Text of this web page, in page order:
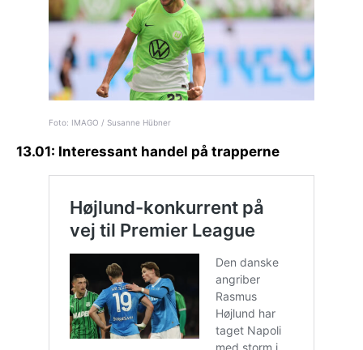
Foto: IMAGO / Susanne Hübner
13.01: Interessant handel på trapperne